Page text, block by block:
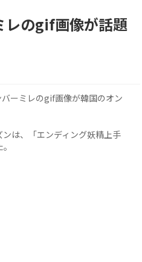
レのgif画像が話題
ーミレのgif画像が韓国のオン
は、「エンディング妖精上手